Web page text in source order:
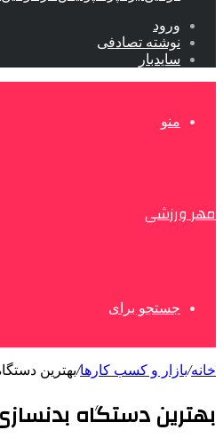
ورود
نوشته تصادفی
سایدبار
منو
مهر ورزشی
جستجو برای
خانه/بازار و کسب کارها/بهترین
بهترین دستگاه